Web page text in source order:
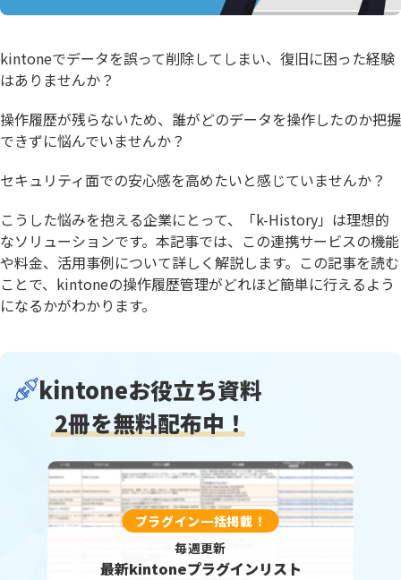
kintoneでデータを誤って削除してしまい、復旧に困った経験
はありませんか？
操作履歴が残らないため、誰がどのデータを操作したのか把握
できずに悩んでいませんか？
セキュリティ面での安心感を高めたいと感じていませんか？
こうした悩みを抱える企業にとって、「k-History」は理想的
なソリューションです。本記事では、この連携サービスの機能
や料金、活用事例について詳しく解説します。この記事を読む
ことで、kintoneの操作履歴管理がどれほど簡単に行えるよう
になるかがわかります。
kintoneお役立ち資料
2冊を無料配布中！
プラグイン一括掲載！
毎週更新
最新kintoneプラグインリスト